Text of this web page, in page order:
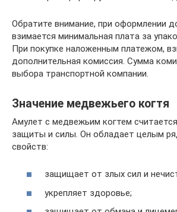
Обратите внимание, при оформлении
взимается минимальная плата за
При покупке наложенным платежом,
дополнительная комиссия. Сумма
выбора транспортной компании.
Значение медвежьего когтя
Амулет с медвежьим когтем
защиты и силы. Он обладает целым
свойств:
защищает от злых сил и
укрепляет здоровье;